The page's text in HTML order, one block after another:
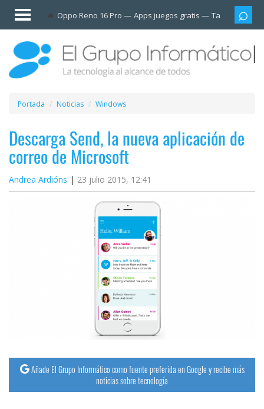
Oppo Reno 16 Pro Apps juegos gratis Tarjetas
Invitado
Iniciar
sesión /
Registrarse
Esenciales
Móviles
Ofertas
Apps
Tutoriales
Portada Noticias Windows
Descarga Send, la nueva aplicación de
correo de Microsoft
Andrea Ardións 23 julio 2015, 12:41
Añade El Grupo Informático como fuente preferida en Google y recibe más
noticias sobre tecnología